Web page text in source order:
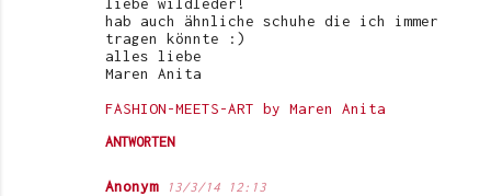
hab auch ähnliche schuhe die ich immer
tragen könnte :)
alles liebe
Maren Anita
FASHION-MEETS-ART by Maren Anita
ANTWORTEN
Anonym 13/3/14 12:13